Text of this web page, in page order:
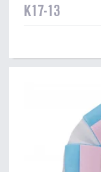
K17-13